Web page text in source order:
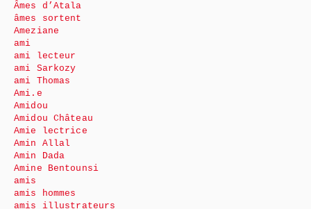
Âmes d’Atala
âmes sortent
Ameziane
ami
ami lecteur
ami Sarkozy
ami Thomas
Ami.e
Amidou
Amidou Château
Amie lectrice
Amin Allal
Amin Dada
Amine Bentounsi
amis
amis hommes
amis illustrateurs